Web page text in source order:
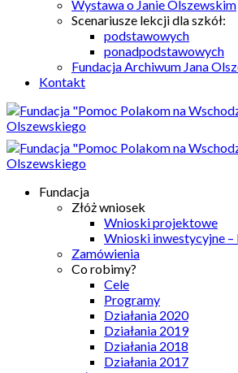
Wystawa o Janie Olszewskim
Scenariusze lekcji dla szkół:
podstawowych
ponadpodstawowych
Fundacja Archiwum Jana
Kontakt
Fundacja
Złóż wniosek
Wnioski projektowe
Wnioski inwestycyjne –
Zamówienia
Co robimy?
Cele
Programy
Działania 2020
Działania 2019
Działania 2018
Działania 2017